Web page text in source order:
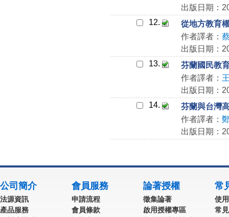
出版日期：
12.
從地方教育
作者譯者：
出版日期：
13.
芬蘭國民教
作者譯者：
出版日期：
14.
芬蘭與台灣
作者譯者：
出版日期：
公司簡介
法源資訊
產品服務
會員服務
申請流程
會員條款
論著授權
徵集論著
啟用授權專區
常
使
常